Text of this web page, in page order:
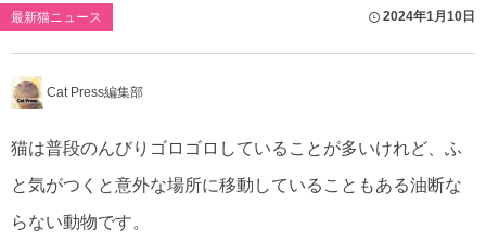
最新猫ニュース 2024年1月10日
Cat Press編集部
猫は普段のんびりゴロゴロしていることが多いけれど、ふ
と気がつくと意外な場所に移動していることもある油断な
らない動物です。